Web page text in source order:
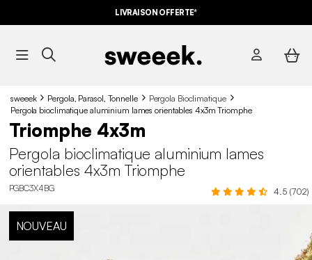
LIVRAISON OFFERTE*
sweeek Pergola, Parasol, Tonnelle
Pergola Bioclimatique
Pergola bioclimatique aluminium lames orientables 4x3m Triomphe
Triomphe 4x3m
Pergola bioclimatique aluminium lames
orientables 4x3m Triomphe
PGBC3X4BG 4.5 (702)
NOUVEAU